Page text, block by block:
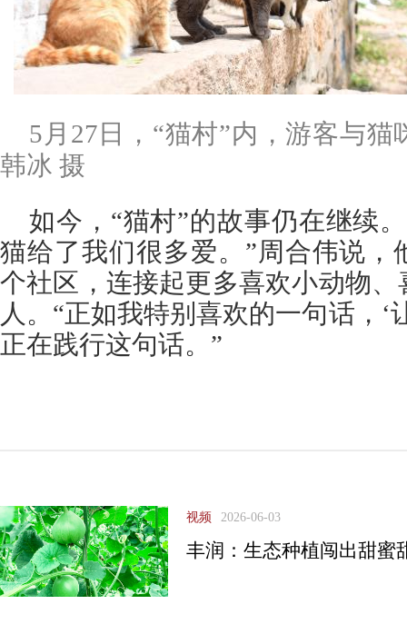
5月27日，“猫村”内，游客与
韩冰 摄
如今，“猫村”的故事仍在继续
猫给了我们很多爱。”周合伟说，
个社区，连接起更多喜欢小动物
人。“正如我特别喜欢的一句话，‘
正在践行这句话。”
视频 2026-06-03
丰润：生态种植闯出甜蜜